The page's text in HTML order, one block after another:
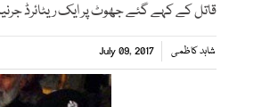
قاتل کے کہے گئے جھوٹ پر ایک ریٹائرڈ
شاہد کاظمی July 09, 2017